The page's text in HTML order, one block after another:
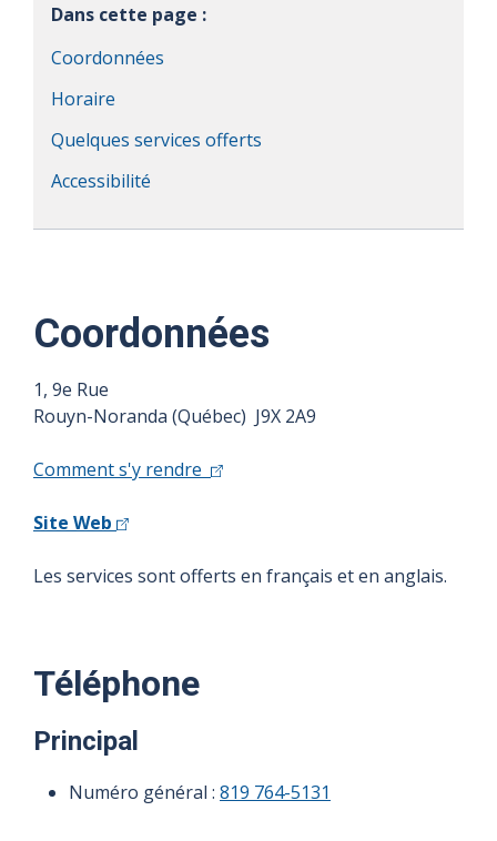
Dans cette page :
Coordonnées
Horaire
Quelques services offerts
Accessibilité
Coordonnées
1, 9e Rue
Rouyn-Noranda (Québec) J9X 2A9
Comment s'y rendre
Site Web
Les services sont offerts en français et en anglais.
Téléphone
Principal
Numéro général : 819 764-5131